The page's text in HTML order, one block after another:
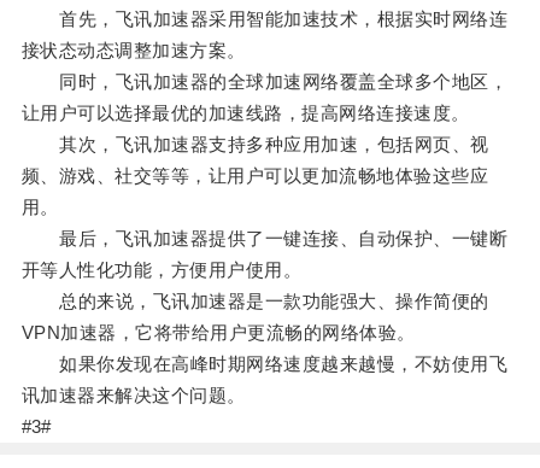
首先，飞讯加速器采用智能加速技术，根据实时网络连
接状态动态调整加速方案。
同时，飞讯加速器的全球加速网络覆盖全球多个地区，
让用户可以选择最优的加速线路，提高网络连接速度。
其次，飞讯加速器支持多种应用加速，包括网页、视
频、游戏、社交等等，让用户可以更加流畅地体验这些应
用。
最后，飞讯加速器提供了一键连接、自动保护、一键断
开等人性化功能，方便用户使用。
总的来说，飞讯加速器是一款功能强大、操作简便的
VPN加速器，它将带给用户更流畅的网络体验。
如果你发现在高峰时期网络速度越来越慢，不妨使用飞
讯加速器来解决这个问题。
#3#